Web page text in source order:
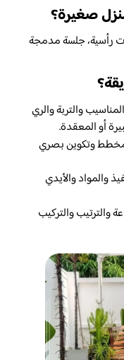
صغيرة؟
رأسية، جلسة مدمجة
والتربة والري
أو المعقدة.
مخطط وتكوين بصري
والمواد والأيدي
والترتيب والتركيب